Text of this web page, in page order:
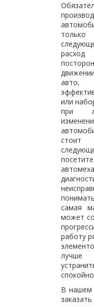
расход
или
при
стоит
самая
может
работу
лучше
В нашем